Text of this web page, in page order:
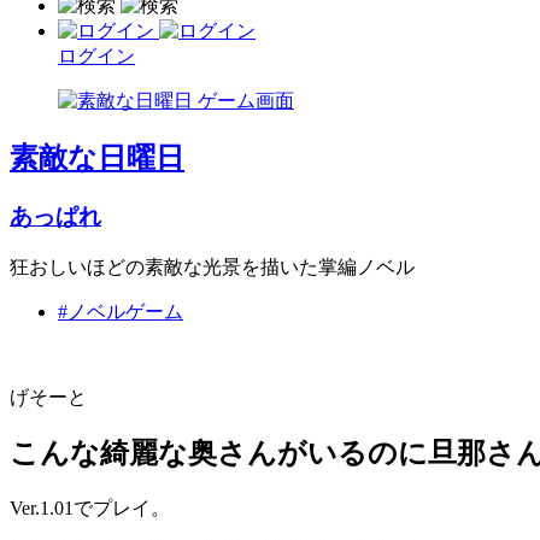
ログイン
素敵な日曜日
あっぱれ
狂おしいほどの素敵な光景を描いた掌編ノベル
#ノベルゲーム
げそーと
こんな綺麗な奥さんがいるのに旦那さ
Ver.1.01でプレイ。